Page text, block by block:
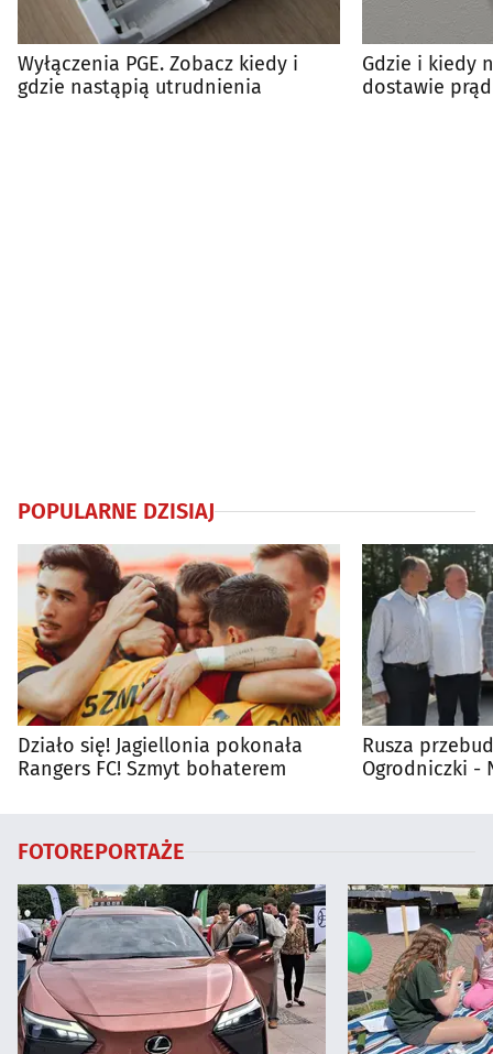
Wyłączenia PGE. Zobacz kiedy i
gdzie nastąpią utrudnienia
Gdzie i kiedy
dostawie
POPULARNE DZISIAJ
Działo się! Jagiellonia pokonała
Rangers FC! Szmyt bohaterem
Rusza
Ogrodniczki -
FOTOREPORTAŻE